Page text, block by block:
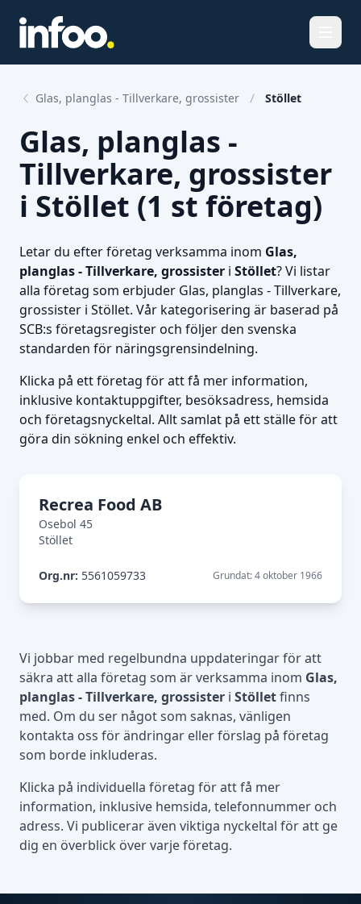
Glas, planglas - Tillverkare, grossister Stöllet
Glas, planglas -
Tillverkare, grossister
i Stöllet (1 st företag)
Letar du efter företag verksamma inom Glas,
planglas - Tillverkare, grossister i Stöllet? Vi listar
alla företag som erbjuder Glas, planglas - Tillverkare,
grossister i Stöllet. Vår kategorisering är baserad på
SCB:s företagsregister och följer den svenska
standarden för näringsgrensindelning.
Klicka på ett företag för att få mer information,
inklusive kontaktuppgifter, besöksadress, hemsida
och företagsnyckeltal. Allt samlat på ett ställe för att
göra din sökning enkel och effektiv.
Recrea Food AB
Osebol 45
Stöllet
Org.nr: 5561059733 Grundat: 4 oktober 1966
Vi jobbar med regelbundna uppdateringar för att
säkra att alla företag som är verksamma inom Glas,
planglas - Tillverkare, grossister i Stölletfinns
med. Om du ser något som saknas, vänligen
kontakta oss för ändringar eller förslag på företag
som borde inkluderas.
Klicka på individuella företag för att få mer
information, inklusive hemsida, telefonnummer och
adress. Vi publicerar även viktiga nyckeltal för att ge
dig en överblick över varje företag.